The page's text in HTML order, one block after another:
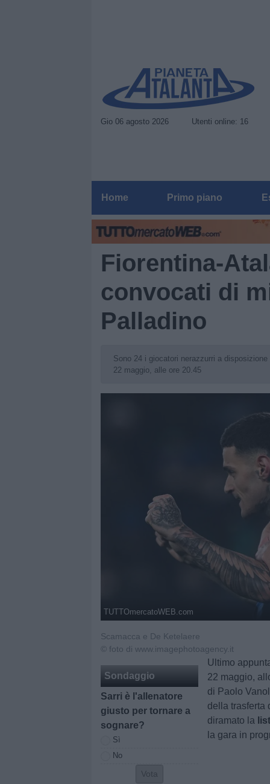
Gio 06 agosto 2026 Utenti online: 16
Home Primo piano
Fiorentina-
convocati di
Palladino
Sono 24 i giocatori nerazzurri a
22 maggio, alle ore 20.45
TUTTOmercatoWEB.com
Scamacca e De Ketelaere
© foto di www.imagephotoagency.it
Sondaggio
Sarri è l'allenatore
giusto per tornare a
sognare?
Sì
No
Ultimo
22 maggio,
di Paolo
della trasferta
diramato la
la gara in